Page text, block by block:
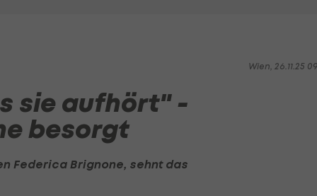
Wien, 26.11.25
sie aufhört" -
besorgt
Federica Brignone, sehnt das